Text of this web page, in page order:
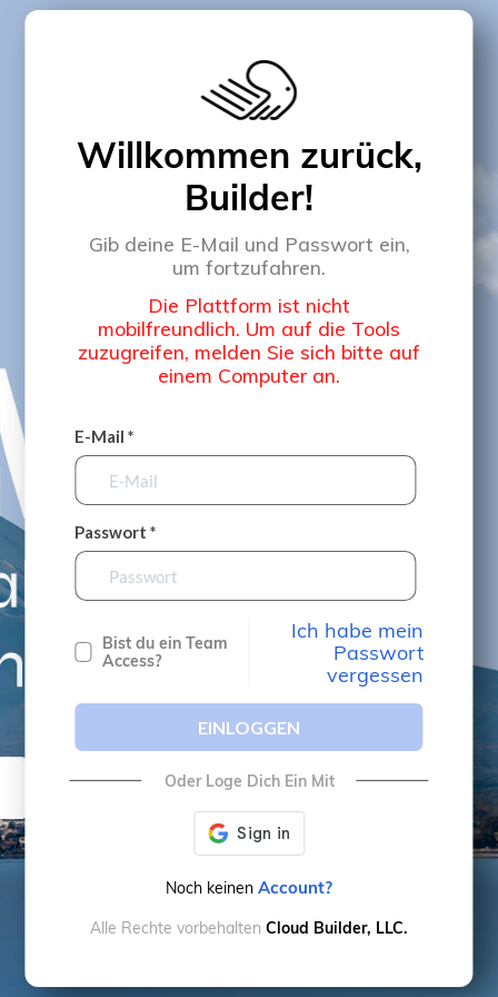
Willkommen zurück,
Builder!
Gib deine E-Mail und Passwort ein,
um fortzufahren.
Die Plattform ist nicht
mobilfreundlich. Um auf die Tools
zuzugreifen, melden Sie sich bitte auf
einem Computer an.
E-Mail *
Passwort *
Bist du ein Team
Access?
Ich habe mein
Passwort
vergessen
EINLOGGEN
Oder Loge Dich Ein Mit
Noch keinen Account?
Alle Rechte vorbehalten Cloud Builder, LLC.